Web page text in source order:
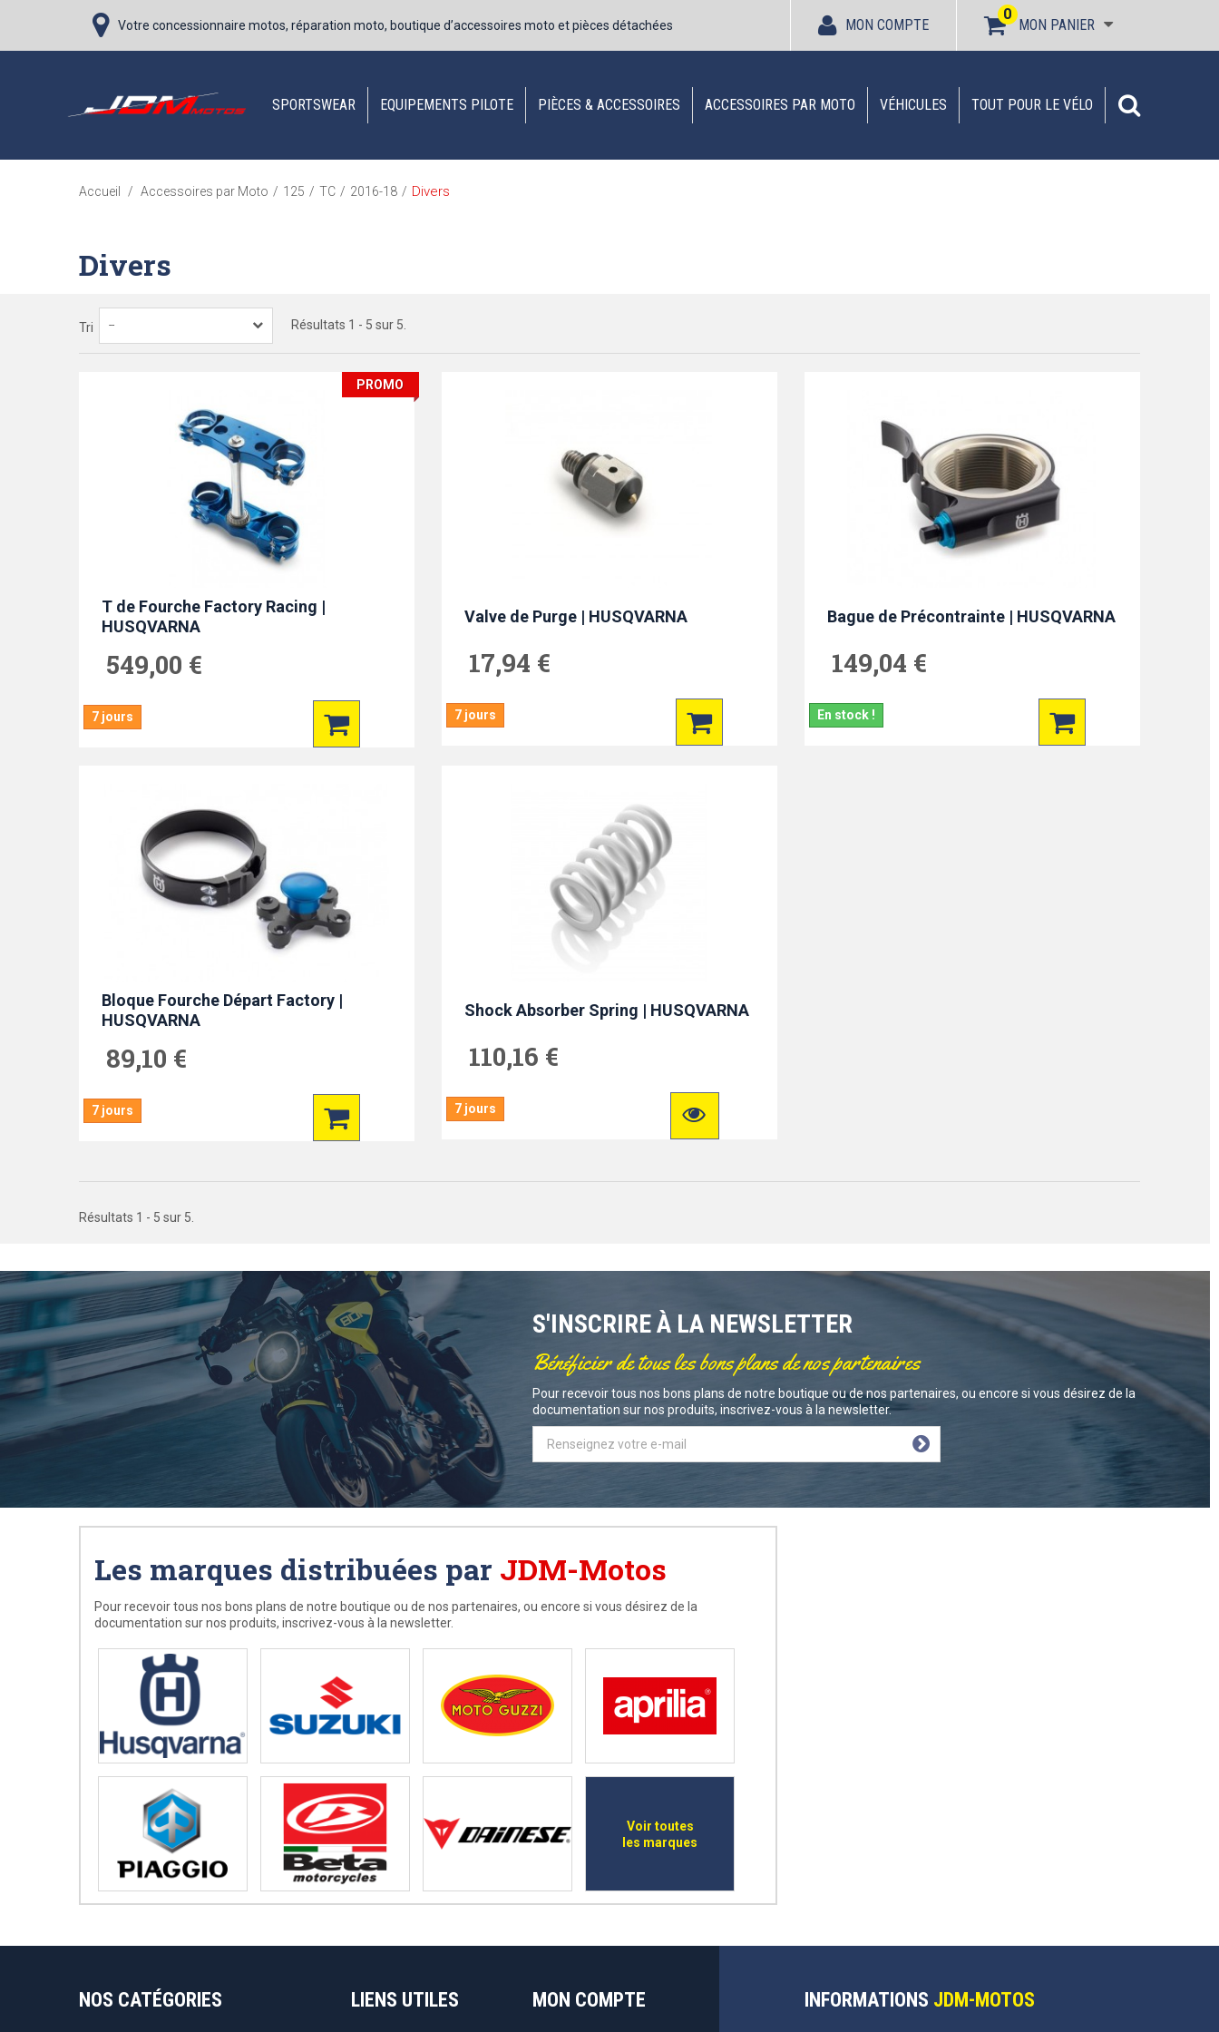
Votre concessionnaire motos, réparation moto, boutique d’accessoires moto et pièces détachées MON PANIER
0
MON COMPTE
SPORTSWEAR EQUIPEMENTS PILOTE PIÈCES & ACCESSOIRES ACCESSOIRES PAR MOTO VÉHICULES TOUT POUR LE VÉLO
Accueil / Accessoires par Moto / 125 / TC / 2016-18 / Divers
Divers
Tri -- Résultats 1 - 5 sur 5.
PROMO
T de Fourche Factory Racing |
HUSQVARNA
549,00 €
7 jours
Valve de Purge | HUSQVARNA
17,94 €
7 jours
Bague de Précontrainte | HUSQVARNA
149,04 €
En stock !
Bloque Fourche Départ Factory |
HUSQVARNA
89,10 €
7 jours
Shock Absorber Spring | HUSQVARNA
110,16 €
7 jours
Résultats 1 - 5 sur 5.
S'INSCRIRE À LA NEWSLETTER
Bénéficier de tous les bons plans de nos partenaires
Pour recevoir tous nos bons plans de notre boutique ou de nos partenaires, ou encore si vous désirez de la
documentation sur nos produits, inscrivez-vous à la newsletter.
Les marques distribuées par JDM-Motos
Pour recevoir tous nos bons plans de notre boutique ou de nos partenaires, ou encore si vous désirez de la
documentation sur nos produits, inscrivez-vous à la newsletter.
Voir toutes
les marques
NOS CATÉGORIES LIENS UTILES MON COMPTE INFORMATIONS JDM-MOTOS